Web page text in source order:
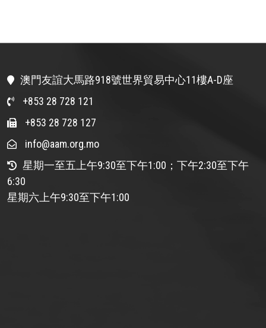
澳門友誼大馬路918號世界貿易中心11樓A-D座
+853 28 728 121
+853 28 728 127
info@aam.org.mo
星期一至五上午9:30至下午1:00；下午2:30至下午
6:30
星期六上午9:30至下午1:00